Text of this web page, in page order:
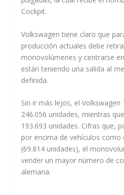
Cockpit.
Volkswagen tiene claro que
producción actuales debe
monovolúmenes y centrarse
están teniendo una salida al
definida.
Sin ir más lejos, el Volkswagen
246.056 unidades, mientras
193.693 unidades. Cifras que,
por encima de vehículos como
(69.814 unidades), el
vender un mayor número de
alemana.